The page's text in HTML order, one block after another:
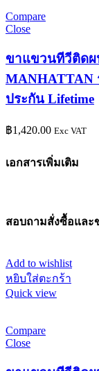
Compare
Close
ขาแขวนทีวีติดผ
MANHATTAN
ประกัน Lifetime
฿1,420.00 Exc VAT
เอกสารเพิ่มเติม
สอบถามสั่งซื้อและ
Add to wishlist
หยิบใส่ตะกร้า
Quick view
Compare
Close